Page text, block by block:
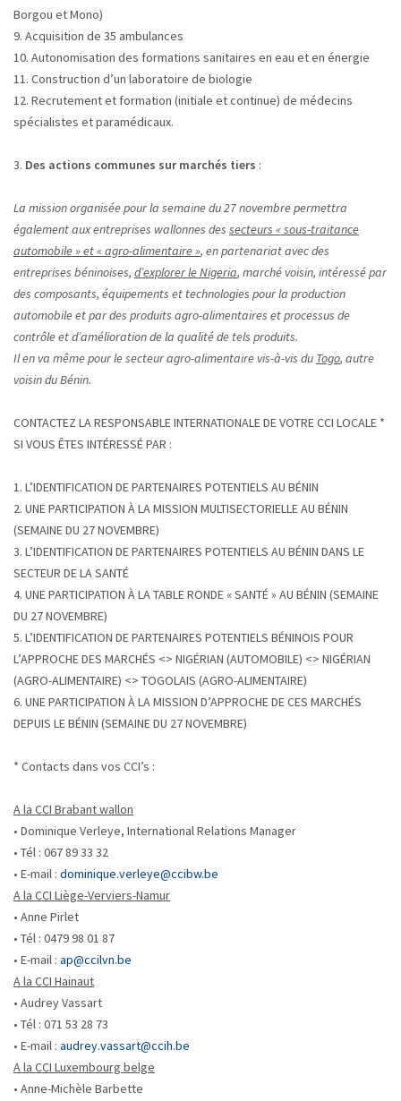
Borgou et Mono)
9. Acquisition de 35 ambulances
10. Autonomisation des formations sanitaires en eau et en énergie
11. Construction d’un laboratoire de biologie
12. Recrutement et formation (initiale et continue) de médecins
spécialistes et paramédicaux.
3. Des actions communes sur marchés tiers :
La mission organisée pour la semaine du 27 novembre permettra
également aux entreprises wallonnes des secteurs « sous-traitance
automobile » et « agro-alimentaire », en partenariat avec des
entreprises béninoises, d’explorer le Nigeria, marché voisin, intéressé par
des composants, équipements et technologies pour la production
automobile et par des produits agro-alimentaires et processus de
contrôle et d’amélioration de la qualité de tels produits.
Il en va même pour le secteur agro-alimentaire vis-à-vis du Togo, autre
voisin du Bénin.
CONTACTEZ LA RESPONSABLE INTERNATIONALE DE VOTRE CCI LOCALE *
SI VOUS ÊTES INTÉRESSÉ PAR :
1. L’IDENTIFICATION DE PARTENAIRES POTENTIELS AU BÉNIN
2. UNE PARTICIPATION À LA MISSION MULTISECTORIELLE AU BÉNIN
(SEMAINE DU 27 NOVEMBRE)
3. L’IDENTIFICATION DE PARTENAIRES POTENTIELS AU BÉNIN DANS LE
SECTEUR DE LA SANTÉ
4. UNE PARTICIPATION À LA TABLE RONDE « SANTÉ » AU BÉNIN (SEMAINE
DU 27 NOVEMBRE)
5. L’IDENTIFICATION DE PARTENAIRES POTENTIELS BÉNINOIS POUR
L’APPROCHE DES MARCHÉS <> NIGÉRIAN (AUTOMOBILE) <> NIGÉRIAN
(AGRO-ALIMENTAIRE) <> TOGOLAIS (AGRO-ALIMENTAIRE)
6. UNE PARTICIPATION À LA MISSION D’APPROCHE DE CES MARCHÉS
DEPUIS LE BÉNIN (SEMAINE DU 27 NOVEMBRE)
* Contacts dans vos CCI’s :
A la CCI Brabant wallon
• Dominique Verleye, International Relations Manager
• Tél : 067 89 33 32
• E-mail : dominique.verleye@ccibw.be
A la CCI Liège-Verviers-Namur
• Anne Pirlet
• Tél : 0479 98 01 87
• E-mail : ap@ccilvn.be
A la CCI Hainaut
• Audrey Vassart
• Tél : 071 53 28 73
• E-mail : audrey.vassart@ccih.be
A la CCI Luxembourg belge
• Anne-Michèle Barbette